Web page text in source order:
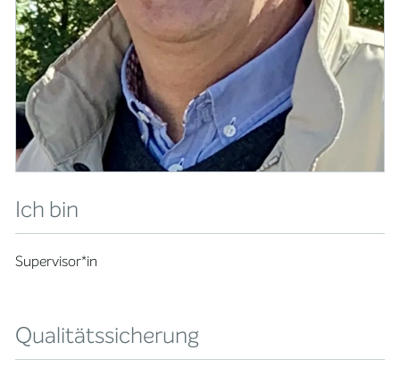
Ich bin
Supervisor*in
Qualitätssicherung